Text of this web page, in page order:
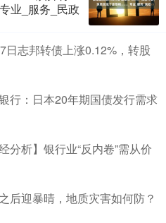
业_服务_民政
日志邦转债上涨0.12%，转股
行：日本20年期国债发行需求
分析】银行业“反内卷”需从价
后迎暴晴，地质灾害如何防？